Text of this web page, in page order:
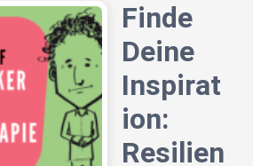
Finde
Deine
Inspirat
ion:
Resilien